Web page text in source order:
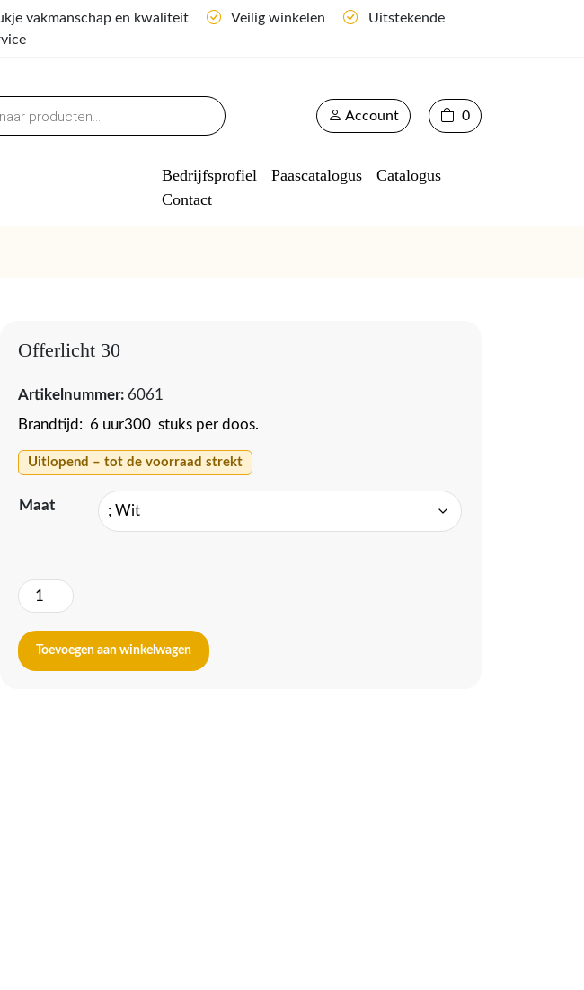
vakmanschap en kwaliteit Veilig winkelen
Uitstekende
Account 0
Bedrijfsprofiel Paascatalogus
Catalogus
Contact
Offerlicht 30
Artikelnummer: 6061
Brandtijd: 6 uur300 stuks per doos.
Uitlopend – tot de voorraad strekt
Maat
Offerlicht
30
aantal
Toevoegen aan winkelwagen